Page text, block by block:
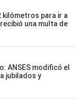
kilómetros para ir a
una multa de
ANSES modificó el
jubilados y